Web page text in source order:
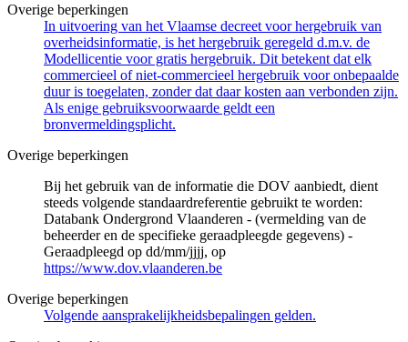
Overige beperkingen
In uitvoering van het Vlaamse decreet voor hergebruik van
overheidsinformatie, is het hergebruik geregeld d.m.v. de
Modellicentie voor gratis hergebruik. Dit betekent dat elk
commercieel of niet-commercieel hergebruik voor onbepaalde
duur is toegelaten, zonder dat daar kosten aan verbonden zijn.
Als enige gebruiksvoorwaarde geldt een
bronvermeldingsplicht.
Overige beperkingen
Bij het gebruik van de informatie die DOV aanbiedt, dient
steeds volgende standaardreferentie gebruikt te worden:
Databank Ondergrond Vlaanderen - (vermelding van de
beheerder en de specifieke geraadpleegde gegevens) -
Geraadpleegd op dd/mm/jjjj, op
https://www.dov.vlaanderen.be
Overige beperkingen
Volgende aansprakelijkheidsbepalingen gelden.